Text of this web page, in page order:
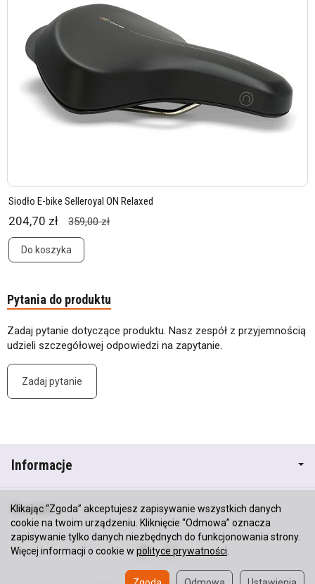
Siodło E-bike Selleroyal ON Relaxed
204,70 zł 359,00 zł
Do koszyka
Pytania do produktu
Zadaj pytanie dotyczące produktu. Nasz zespół z przyjemnością
udzieli szczegółowej odpowiedzi na zapytanie.
Zadaj pytanie
Informacje
Kontakt
Klikając “Zgoda” akceptujesz zapisywanie wszystkich danych
cookie na twoim urządzeniu. Kliknięcie “Odmowa” oznacza
zapisywanie tylko danych niezbędnych do funkcjonowania strony.
Więcej informacji o cookie w polityce prywatności